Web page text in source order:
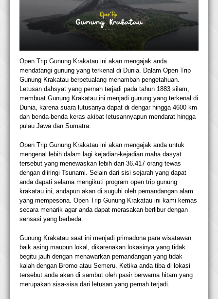
Open Trip Gunung Krakatau ini akan mengajak anda
mendatangi gunung yang terkenal di Dunia. Dalam Open Trip
Gunung Krakatau berpetualang menambah pengetahuan.
Letusan dahsyat yang pernah terjadi pada tahun 1883 silam,
membuat Gunung Krakatau ini menjadi gunung yang terkenal di
Dunia, karena suara lutusanya dapat di dengar hingga 4600 km
dan benda-benda keras akibat letusannyapun mendarat hingga
pulau Jawa dan Sumatra.
Open Trip Gunung Krakatau ini akan mengajak anda untuk
mengenal lebih dalam lagi kejadian-kejadian maha dasyat
tersebut yang menewaskan lebih dari 36.417 orang tewas
dengan diiringi Tsunami. Selain dari sisi sejarah yang dapat
anda dapati selama mengikuti program open trip gunung
krakatau ini, andapun akan di suguhi oleh pemandangan alam
yang mempesona. Open Trip Gunung Krakatau ini kami kemas
secara menarik agar anda dapat merasakan berlibur dengan
sensasi yang berbeda.
Gunung Krakatau saat ini menjadi primadona para wisatawan
baik asing maupun lokal, dikarenakan lokasinya yang tidak
begitu jauh dengan menawarkan pemandangan yang tidak
kalah dengan Bromo atau Semeru. Ketika anda tiba di lokasi
tersebut anda akan di sambut oleh pasir berwarna hitam yang
merupakan sisa-sisa dari letusan yang pernah terjadi.